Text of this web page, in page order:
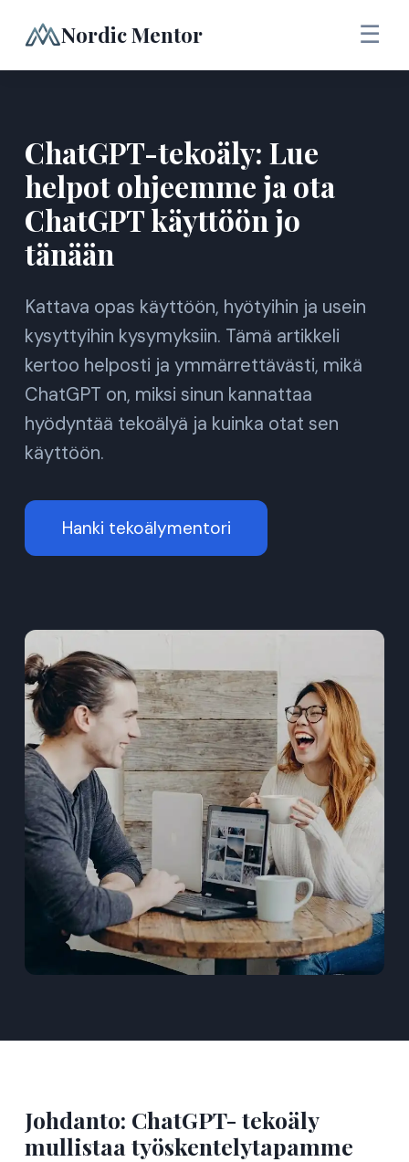
Nordic Mentor ☰
ChatGPT-tekoäly: Lue
helpot ohjeemme ja ota
ChatGPT käyttöön jo
tänään
Kattava opas käyttöön, hyötyihin ja usein
kysyttyihin kysymyksiin. Tämä artikkeli
kertoo helposti ja ymmärrettävästi, mikä
ChatGPT on, miksi sinun kannattaa
hyödyntää tekoälyä ja kuinka otat sen
käyttöön.
Hanki tekoälymentori
Johdanto: ChatGPT- tekoäly
mullistaa työskentelytapamme